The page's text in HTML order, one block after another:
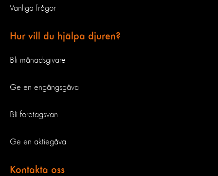
Vanliga frågor
Hur vill du hjälpa djuren?
Bli månadsgivare
Ge en engångsgåva
Bli företagsvän
Ge en aktiegåva
Kontakta oss